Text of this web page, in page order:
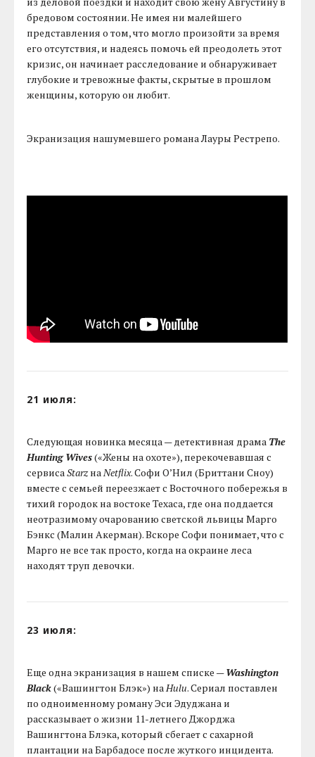
бредовом состоянии. Не имея ни малейшего
представления о том, что могло произойти за время
его отсутствия, и надеясь помочь ей преодолеть этот
кризис, он начинает расследование и обнаруживает
глубокие и тревожные факты, скрытые в прошлом
женщины, которую он любит.
Экранизация нашумевшего романа Лауры Рестрепо.
21 июля:
Следующая новинка месяца — детективная драма The
Hunting Wives(«Жены на охоте»), перекочевавшая с
сервисаStarzнаNetflix. Софи О’Нил (Бриттани Сноу)
вместе с семьей переезжает с Восточного побережья в
тихий городок на востоке Техаса, где она поддается
неотразимому очарованию светской львицы Марго
Бэнкс (Малин Акерман). Вскоре Софи понимает, что с
Марго не все так просто, когда на окраине леса
находят труп девочки.
23 июля:
Еще одна экранизация в нашем списке —Washington
Black(«Вашингтон Блэк») наHulu. Сериал поставлен
по одноименному роману Эси Эдуджана и
рассказывает о жизни 11-летнего Джорджа
Вашингтона Блэка, который сбегает с сахарной
плантации на Барбадосе после жуткого инцидента.